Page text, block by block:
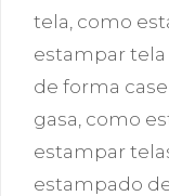
tela, como
estampar tela
de forma
gasa, como
estampar
estampado